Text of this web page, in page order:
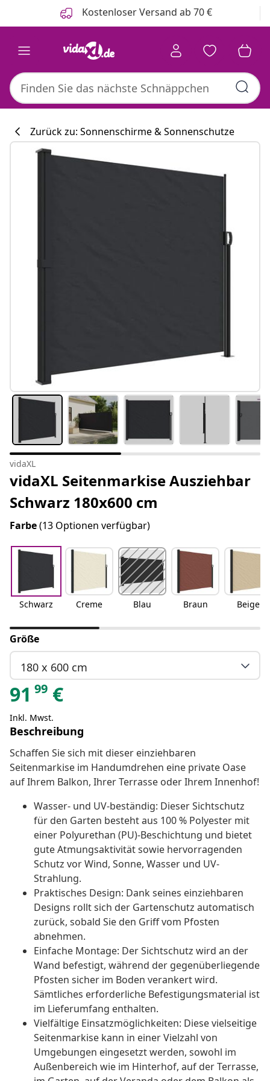
Kostenloser Versand ab 70 €
Zurück zu: Sonnenschirme & Sonnenschutze
vidaXL
vidaXL Seitenmarkise Ausziehbar
Schwarz 180x600 cm
Farbe(13 Optionen verfügbar)
Schwarz Creme Blau Braun Beige
Größe
180 x 600 cm
91 99 €
Inkl. Mwst.
Beschreibung
Schaffen Sie sich mit dieser einziehbaren
Seitenmarkise im Handumdrehen eine private Oase
auf Ihrem Balkon, Ihrer Terrasse oder Ihrem Innenhof!
Wasser- und UV-beständig: Dieser Sichtschutz
für den Garten besteht aus 100 % Polyester mit
einer Polyurethan (PU)-Beschichtung und bietet
gute Atmungsaktivität sowie hervorragenden
Schutz vor Wind, Sonne, Wasser und UV-
Strahlung.
Praktisches Design: Dank seines einziehbaren
Designs rollt sich der Gartenschutz automatisch
zurück, sobald Sie den Griff vom Pfosten
abnehmen.
Einfache Montage: Der Sichtschutz wird an der
Wand befestigt, während der gegenüberliegende
Pfosten sicher im Boden verankert wird.
Sämtliches erforderliche Befestigungsmaterial ist
im Lieferumfang enthalten.
Vielfältige Einsatzmöglichkeiten: Diese vielseitige
Seitenmarkise kann in einer Vielzahl von
Umgebungen eingesetzt werden, sowohl im
Außenbereich wie im Hinterhof, auf der Terrasse,